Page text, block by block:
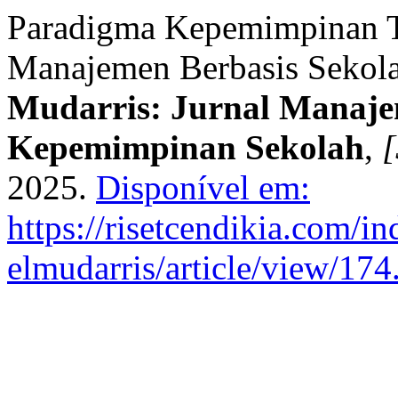
Paradigma Kepemimpinan
Manajemen Berbasis
Mudarris: Jurnal
Kepemimpinan Sekolah,
2025. Disponível em:
https://risetcendikia.com/
elmudarris/article/view/